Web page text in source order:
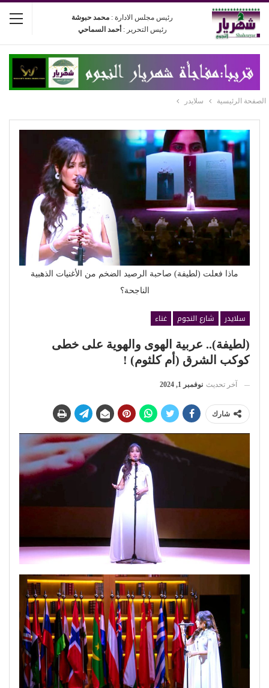
رئيس مجلس الادارة : محمد حبوشة
رئيس التحرير : أحمد السماحي
الصفحة الرئيسية سلايدر
ماذا فعلت (لطيفة) صاحبة الرصيد الضخم من الأغنيات الذهبية
الناجحة؟
سلايدر شارع النجوم
غناء
(لطيفة).. عربية الهوى والهوية على خطى
كوكب الشرق (أم كلثوم) !
آخر تحديث نوفمبر 1, 2024
شارك